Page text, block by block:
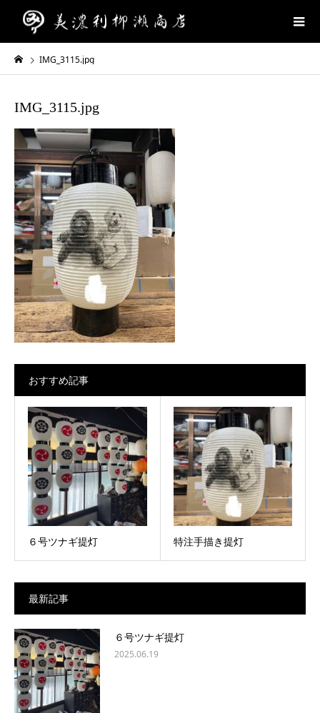
IMG_3115.jpg
IMG_3115.jpg
おすすめ記事
６号ツナギ提灯 特注手描き提灯
最新記事
６号ツナギ提灯
2025.06.19